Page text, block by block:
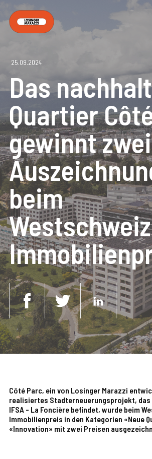
25.09.2024
Das
Quartier
gewinnt zwei
beim
Côté Parc, ein von Losinger Marazzi
realisiertes Stadterneuerungsprojekt, das
IFSA - La Foncière befindet, wurde beim
Immobilienpreis in den Kategorien «Neue
«Innovation» mit zwei Preisen